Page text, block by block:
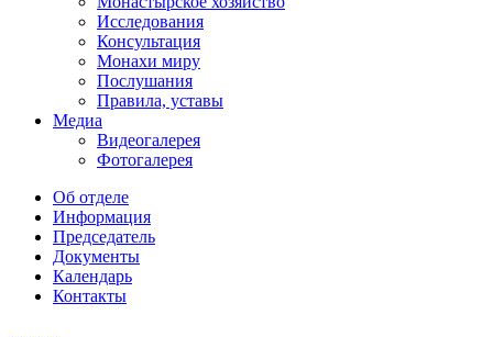
Исследования
Консультация
Монахи миру
Послушания
Правила, уставы
Медиа
Видеогалерея
Фотогалерея
Об отделе
Информация
Председатель
Документы
Календарь
Контакты